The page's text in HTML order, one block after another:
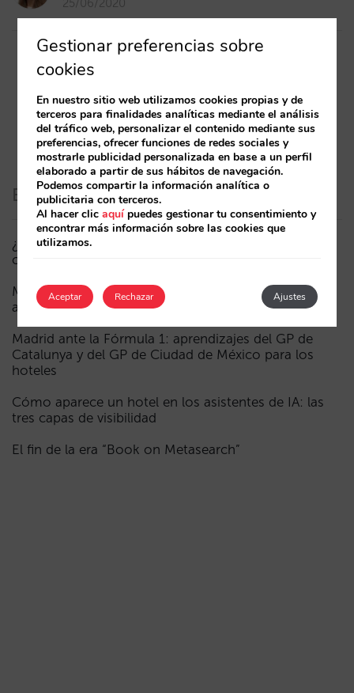
25/06/2020
1 2 3
Entradas recientes
¿Puede un Mundial reducir las reservas hoteleras? El
caso de México durante la FIFA World Cup 2026
Menos campañas, más inteligentes: manual IA para
actualizar el marketing digital de tu hotel (parte 1)
Madrid ante la Fórmula 1: aprendizajes del GP de
Catalunya y del GP de Ciudad de México para los
hoteles
Cómo aparece un hotel en los asistentes de IA: las
tres capas de visibilidad
El fin de la era “Book on Metasearch”
Gestionar preferencias sobre
cookies
En nuestro sitio web utilizamos cookies propias y de
terceros para finalidades analíticas mediante el análisis
del tráfico web, personalizar el contenido mediante sus
preferencias, ofrecer funciones de redes sociales y
mostrarle publicidad personalizada en base a un perfil
elaborado a partir de sus hábitos de navegación.
Podemos compartir la información analítica o
publicitaria con terceros.
Al hacer clicaquípuedes gestionar tu consentimiento y
encontrar más información sobre las cookies que
utilizamos.
Aceptar Ajustes
Rechazar